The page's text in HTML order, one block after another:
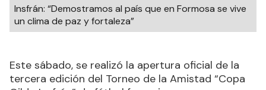
Insfrán: “Demostramos al país que en Formosa se vive
un clima de paz y fortaleza”
Este sábado, se realizó la apertura oficial de la
tercera edición del Torneo de la Amistad “Copa